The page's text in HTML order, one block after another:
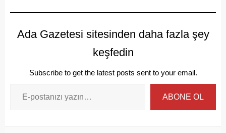
Ada Gazetesi sitesinden daha fazla şey
keşfedin
Subscribe to get the latest posts sent to your email.
ABONE OL